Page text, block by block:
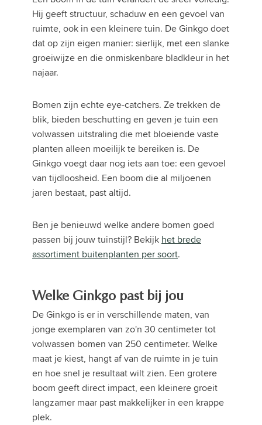
Hij geeft structuur, schaduw en een gevoel van
ruimte, ook in een kleinere tuin. De Ginkgo doet
dat op zijn eigen manier: sierlijk, met een slanke
groeiwijze en die onmiskenbare bladkleur in het
najaar.
Bomen zijn echte eye-catchers. Ze trekken de
blik, bieden beschutting en geven je tuin een
volwassen uitstraling die met bloeiende vaste
planten alleen moeilijk te bereiken is. De
Ginkgo voegt daar nog iets aan toe: een gevoel
van tijdloosheid. Een boom die al miljoenen
jaren bestaat, past altijd.
Ben je benieuwd welke andere bomen goed
passen bij jouw tuinstijl? Bekijk het brede
assortiment buitenplanten per soort.
Welke Ginkgo past bij jou
De Ginkgo is er in verschillende maten, van
jonge exemplaren van zo'n 30 centimeter tot
volwassen bomen van 250 centimeter. Welke
maat je kiest, hangt af van de ruimte in je tuin
en hoe snel je resultaat wilt zien. Een grotere
boom geeft direct impact, een kleinere groeit
langzamer maar past makkelijker in een krappe
plek.